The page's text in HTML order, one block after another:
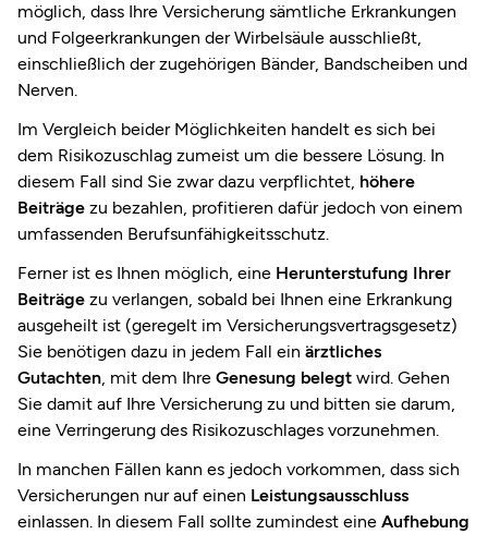
möglich, dass Ihre Versicherung sämtliche Erkrankungen
und Folgeerkrankungen der Wirbelsäule ausschließt,
einschließlich der zugehörigen Bänder, Bandscheiben und
Nerven.
Im Vergleich beider Möglichkeiten handelt es sich bei
dem Risikozuschlag zumeist um die bessere Lösung. In
diesem Fall sind Sie zwar dazu verpflichtet, höhere
Beiträge zu bezahlen, profitieren dafür jedoch von einem
umfassenden Berufsunfähigkeitsschutz.
Ferner ist es Ihnen möglich, eine Herunterstufung Ihrer
Beiträge zu verlangen, sobald bei Ihnen eine Erkrankung
ausgeheilt ist (geregelt im Versicherungsvertragsgesetz)
Sie benötigen dazu in jedem Fall ein ärztliches
Gutachten, mit dem Ihre Genesung belegt wird. Gehen
Sie damit auf Ihre Versicherung zu und bitten sie darum,
eine Verringerung des Risikozuschlages vorzunehmen.
In manchen Fällen kann es jedoch vorkommen, dass sich
Versicherungen nur auf einen Leistungsausschluss
einlassen. In diesem Fall sollte zumindest eine Aufhebung